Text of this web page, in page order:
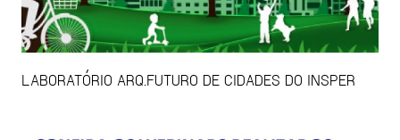
LABORATÓRIO ARQ.FUTURO DE CIDADES DO INSPER